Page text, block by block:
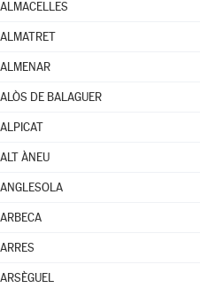
ALMACELLES
ALMATRET
ALMENAR
ALÒS DE BALAGUER
ALPICAT
ALT ÀNEU
ANGLESOLA
ARBECA
ARRES
ARSÈGUEL